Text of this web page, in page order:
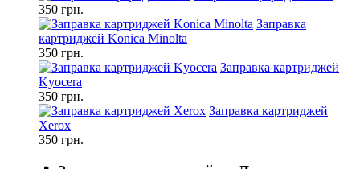
350 грн.
Заправка
картриджей Konica Minolta
350 грн.
Заправка картриджей
Kyocera
350 грн.
Заправка картриджей
Xerox
350 грн.